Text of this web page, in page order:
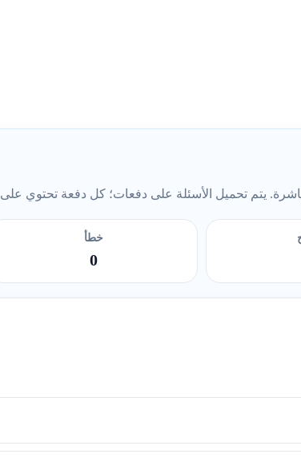
يتم تحميل الأسئلة على دفعات؛ كل دفعة تحتوي على 5 أسئلة.
خطأ
0